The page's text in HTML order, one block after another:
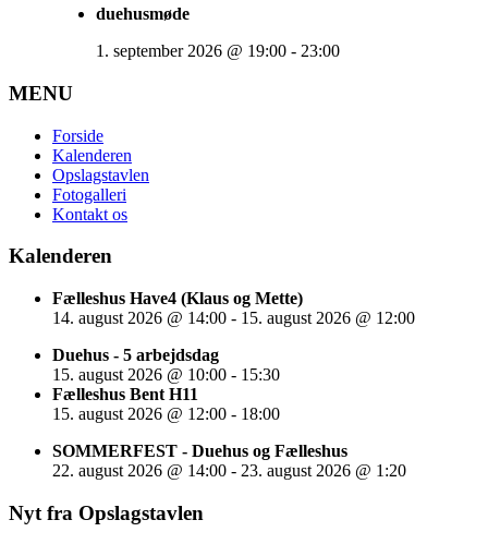
duehusmøde
1. september 2026 @ 19:00 - 23:00
MENU
Forside
Kalenderen
Opslagstavlen
Fotogalleri
Kontakt os
Kalenderen
Fælleshus Have4 (Klaus og Mette)
14. august 2026 @ 14:00 - 15. august 2026 @ 12:00
Duehus - 5 arbejdsdag
15. august 2026 @ 10:00 - 15:30
Fælleshus Bent H11
15. august 2026 @ 12:00 - 18:00
SOMMERFEST - Duehus og Fælleshus
22. august 2026 @ 14:00 - 23. august 2026 @ 1:20
Nyt fra Opslagstavlen